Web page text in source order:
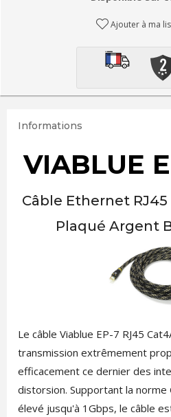
Ajouter à ma
Informations
VIABLUE
Câble Ethernet RJ45
Plaqué Argent
Le câble Viablue EP-7 RJ45
transmission extrêmement
efficacement ce dernier des
distorsion. Supportant la
élevé jusqu'à 1Gbps, le câble